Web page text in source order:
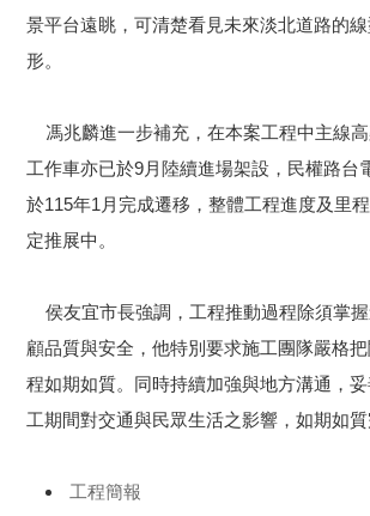
景平台遠眺，可清楚看見未來淡北道路的
形。
馮兆麟進一步補充，在本案工程中主線
工作車亦已於9月陸續進場架設，民權路台
於115年1月完成遷移，整體工程進度及里
定推展中。
侯友宜市長強調，工程推動過程除須掌
顧品質與安全，他特別要求施工團隊嚴格
程如期如質。同時持續加強與地方溝通，
工期間對交通與民眾生活之影響，如期如質
工程簡報